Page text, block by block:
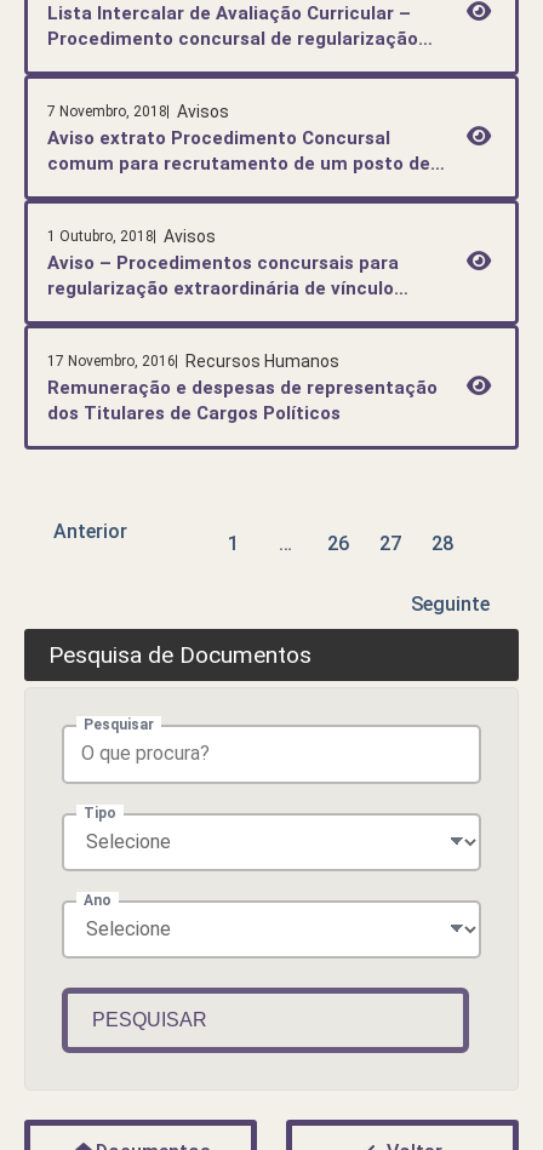
Lista Intercalar de Avaliação Curricular –
Procedimento concursal de regularização
7 Novembro, 2018 Avisos
Aviso extrato Procedimento Concursal
comum para recrutamento de um posto de
1 Outubro, 2018 Avisos
Aviso – Procedimentos concursais para
regularização extraordinária de vínculo
Precários – Lei N.º 112/2017 de 29 de
dezembro
17 Novembro, 2016 Recursos Humanos
Remuneração e despesas de representação
dos Titulares de Cargos Políticos
Anterior
1 … 26 27 28
Seguinte
Pesquisa de Documentos
Pesquisar
Tipo
Ano
PESQUISAR